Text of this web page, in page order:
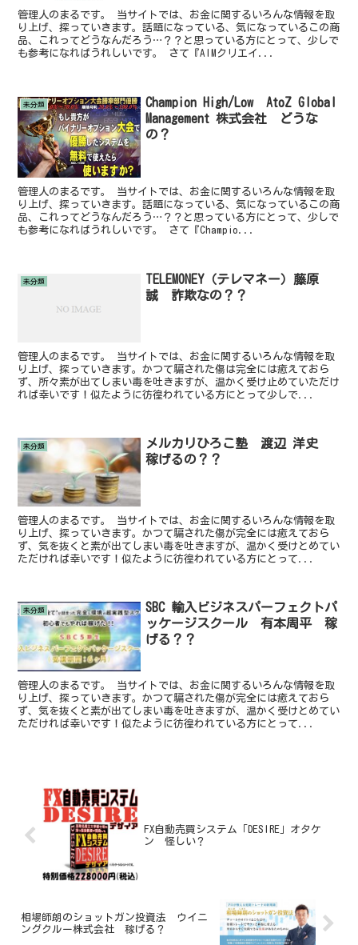
管理人のまるです。 当サイトでは、お金に関するいろんな情報を取
り上げ、探っていきます。話題になっている、気になっているこの商
品、これってどうなんだろう…？？と思っている方にとって、少しで
も参考になればうれしいです。 さて『AIMクリエイ...
未分類
Champion High/Low AtoZ Global
Management 株式会社 どうな
の？
管理人のまるです。 当サイトでは、お金に関するいろんな情報を取
り上げ、探っていきます。話題になっている、気になっているこの商
品、これってどうなんだろう…？？と思っている方にとって、少しで
も参考になればうれしいです。 さて『Champio...
未分類
TELEMONEY（テレマネー）藤原
誠 詐欺なの？？
管理人のまるです。 当サイトでは、お金に関するいろんな情報を取
り上げ、探っていきます。かつて騙された傷は完全には癒えておら
ず、所々素が出てしまい毒を吐きますが、温かく受け止めていただけ
れば幸いです！似たように彷徨われている方にとって少しで...
未分類
メルカリひろこ塾 渡辺 洋史
稼げるの？？
管理人のまるです。 当サイトでは、お金に関するいろんな情報を取
り上げ、探っていきます。かつて騙された傷が完全には癒えておら
ず、気を抜くと素が出てしまい毒を吐きますが、温かく受けとめてい
ただければ幸いです！似たように彷徨われている方にとって...
未分類
SBC 輸入ビジネスパーフェクトパ
ッケージスクール 有本周平 稼
げる？？
管理人のまるです。 当サイトでは、お金に関するいろんな情報を取
り上げ、探っていきます。かつて騙された傷が完全には癒えておら
ず、気を抜くと素が出てしまい毒を吐きますが、温かく受けとめてい
ただければ幸いです！似たように彷徨われている方にとって...
FX自動売買システム「DESIRE」オタケ
ン 怪しい？
相場師朗のショットガン投資法 ウイニ
ングクルー株式会社 稼げる？